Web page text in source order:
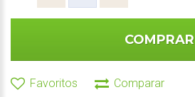
COMPRAR
Favoritos Comparar